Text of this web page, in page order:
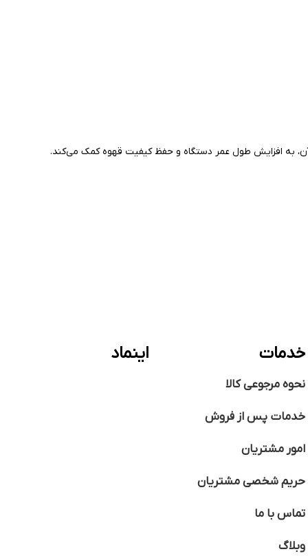
خدمات
نحوه مرجوعی کالا
خدمات پس از فروش
امور مشتریان
حریم شخصی مشتریان
تماس با ما
وبلاگ
اینماد